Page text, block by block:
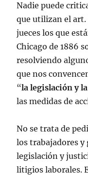
Nadie puede
que utilizan el art.
jueces los que
Chicago de 1886
resolviendo
que nos
“la legislación y
las medidas de
No se trata de
los trabajadores
legislación y
litigios laborales.